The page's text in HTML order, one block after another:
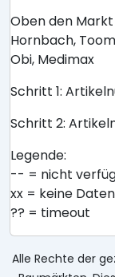
Oben den
Hornbach,
Obi, Medimax
Schritt 1:
Schritt 2:
Legende:
-- = nicht
xx = keine Daten
?? = timeout
Alle Rechte der